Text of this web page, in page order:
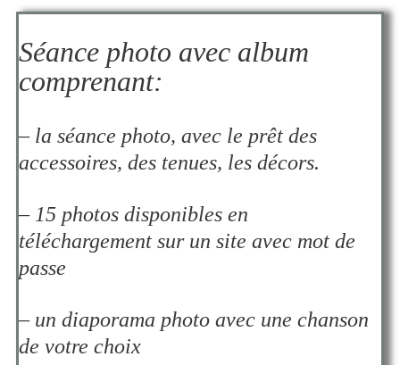
Séance photo avec album
comprenant:
– la séance photo, avec le prêt des
accessoires, des tenues, les décors.
– 15 photos disponibles en
téléchargement sur un site avec mot de
passe
– un diaporama photo avec une chanson
de votre choix